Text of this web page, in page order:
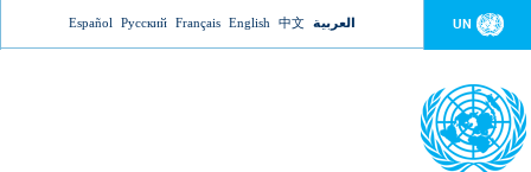
Jump to navigation UN العربية 中文
English
Français
Русский
Español